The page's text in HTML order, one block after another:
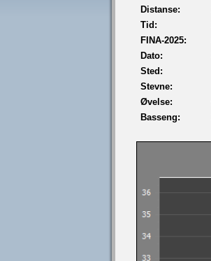
Distanse:
Tid:
FINA-2025:
Dato:
Sted:
Stevne:
Øvelse:
Basseng: